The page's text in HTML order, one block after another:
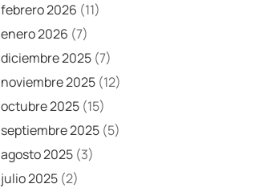
febrero 2026 (11)
enero 2026 (7)
diciembre 2025 (7)
noviembre 2025 (12)
octubre 2025 (15)
septiembre 2025 (5)
agosto 2025 (3)
julio 2025 (2)